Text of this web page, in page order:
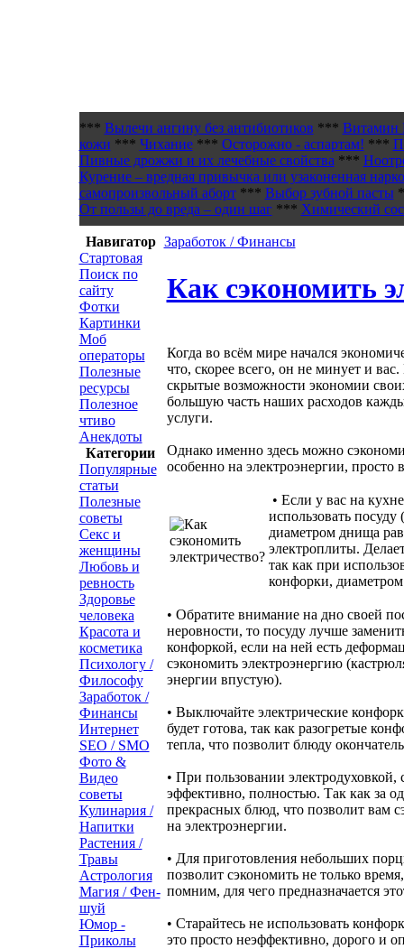
*** Вылечи ангину без антибиотиков *** Витамин
кожи *** Чихание*** Осторожно - аспартам! ***
Пивные дрожжи и их лечебные свойства ***
Курение – вредная привычка или узаконенная
самопроизвольный аборт*** Выбор зубной пасты
От пользы до вреда – один шаг*** Химический
Навигатор
Стартовая
Поиск по
сайту
Фотки
Картинки
Моб
операторы
Полезные
ресурсы
Полезное
чтиво
Анекдоты
Категории
Популярные
статьи
Полезные
советы
Секс и
женщины
Любовь и
ревность
Здоровье
человека
Красота и
косметика
Психологу /
Философу
Заработок /
Финансы
Интернет
SEO / SMO
Фото &
Видео
советы
Кулинария /
Напитки
Растения /
Травы
Астрология
Магия / Фен-
шуй
Юмор -
Приколы
Заработок / Финансы
Как сэкономить
Когда во всём мире начался
что, скорее всего, он не минует и
скрытые возможности экономии
большую часть наших расходов
услуги.
Однако именно здесь можно
особенно на электроэнергии, просто
• Если у вас на
использовать
диаметром днища
электроплиты.
так как при
конфорки,
• Обратите внимание на дно своей
неровности, то посуду лучше
конфоркой, если на ней есть
сэкономить электроэнергию
энергии впустую).
• Выключайте электрические
будет готова, так как разогретые
тепла, что позволит блюду
• При пользовании электродуховкой,
эффективно, полностью. Так как за
прекрасных блюд, что позволит вам
на электроэнергии.
• Для приготовления небольших
позволит сэкономить не только
помним, для чего предназначается
• Старайтесь не использовать
это просто неэффективно, дорого и